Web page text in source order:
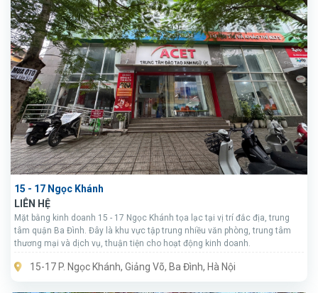
15 - 17 Ngọc Khánh
LIÊN HỆ
Mặt bằng kinh doanh 15 - 17 Ngọc Khánh tọa lạc tại vị trí đắc địa, trung
tâm quận Ba Đình. Đây là khu vực tập trung nhiều văn phòng, trung tâm
thương mại và dịch vụ, thuận tiện cho hoạt động kinh doanh.
15-17 P. Ngọc Khánh, Giảng Võ, Ba Đình, Hà Nội